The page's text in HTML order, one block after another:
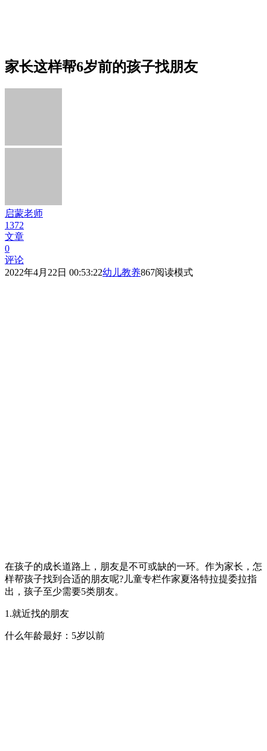
家长这样帮6岁前的孩子找朋友
启蒙老师
1372
文章
0
评论
2022年4月22日 00:53:22幼儿教养867阅读模式
在孩子的成长道路上，朋友是不可或缺的一环。作为家长，怎
样帮孩子找到合适的朋友呢?儿童专栏作家夏洛特拉提委拉指
出，孩子至少需要5类朋友。
1.就近找的朋友
什么年龄最好：5岁以前